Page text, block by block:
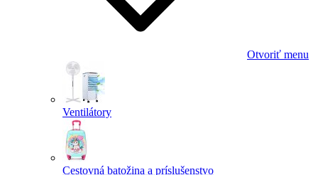
Otvoriť menu
Ventilátory
Cestovná batožina a príslušenstvo